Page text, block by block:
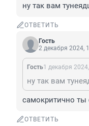
ну так вам
ОТВЕТИТЬ
Гость
2 декабря 2024,
Гость1 декабря
ну так вам
самокритично ты
ОТВЕТИТЬ